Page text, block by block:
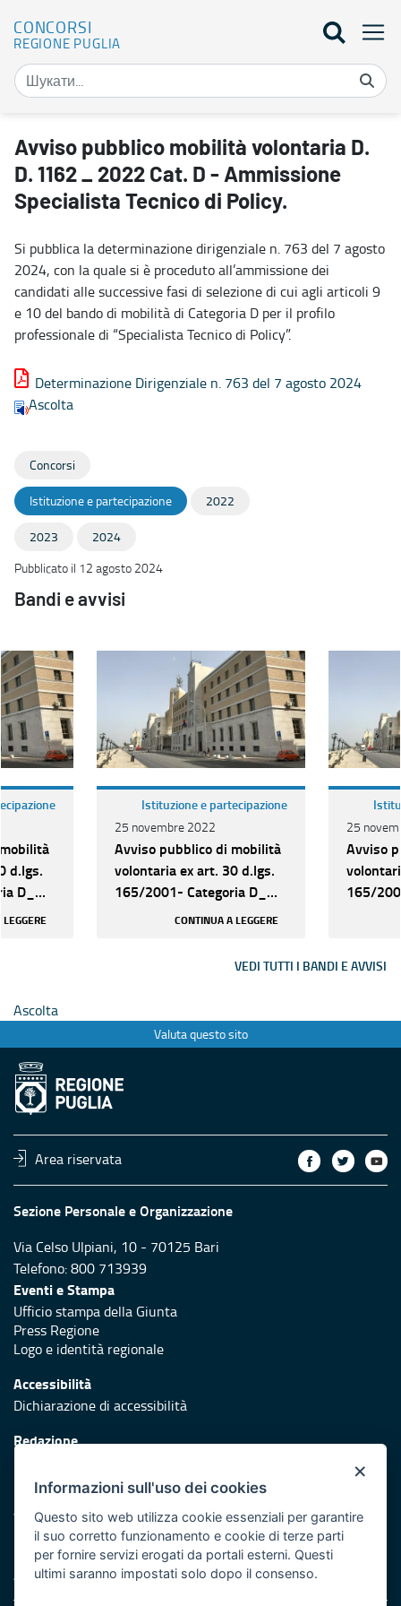
CONCORSI
REGIONE PUGLIA
Avviso pubblico mobilità volontaria D. D. 1162 _ 2022 Cat. D -
Avviso pubblico mobilità volontaria D.
D. 1162 _ 2022 Cat. D - Ammissione
Specialista Tecnico di Policy.
Si pubblica la determinazione dirigenziale n. 763 del 7 agosto
2024, con la quale si è proceduto all’ammissione dei
candidati alle successive fasi di selezione di cui agli articoli 9
e 10 del bando di mobilità di Categoria D per il profilo
professionale di “Specialista Tecnico di Policy”.
Determinazione Dirigenziale n. 763 del 7 agosto 2024
Ascolta
Concorsi
Istituzione e partecipazione 2022
2023
2024
Pubblicato il 12 agosto 2024
Bandi e avvisi
d.lgs.
D_
Istituzione e partecipazione
25 novembre 2022
Avviso pubblico di mobilità
volontaria ex art. 30 d.lgs.
165/2001- Categoria D_
Vari profili professionali
CONTINUA A LEGGERE
25
Avviso
165/
VEDI TUTTI I BANDI E AVVISI
Ascolta
Valuta questo sito
Area riservata
Sezione Personale e Organizzazione
Via Celso Ulpiani, 10 - 70125 Bari
Telefono: 800 713939
Eventi e Stampa
Ufficio stampa della Giunta
Press Regione
Logo e identità regionale
Accessibilità
Dichiarazione di accessibilità
Redazione
Protezione civile
Vai al sito di Protezione Civile Puglia
Iniziativa finanziata con risorse del POR Puglia 2014/2020 -
Asse XI
×
Informazioni sull'uso dei cookies
Questo sito web utilizza cookie essenziali per garantire
il suo corretto funzionamento e cookie di terze parti
per fornire servizi erogati da portali esterni. Questi
ultimi saranno impostati solo dopo il consenso.